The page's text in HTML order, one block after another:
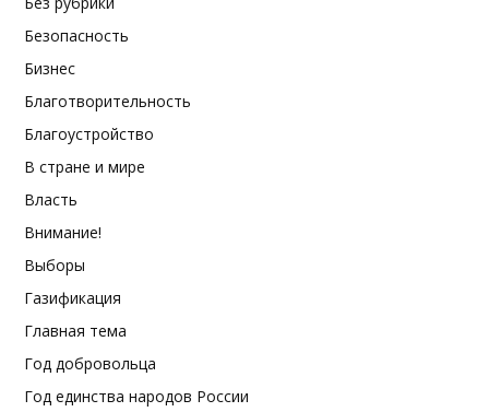
Безопасность
Бизнес
Благотворительность
Благоустройство
В стране и мире
Власть
Внимание!
Выборы
Газификация
Главная тема
Год добровольца
Год единства народов России